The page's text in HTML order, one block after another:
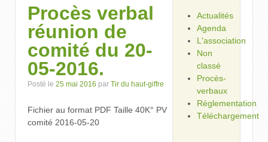
Procès verbal
réunion de
comité du 20-
05-2016.
Posté le 25 mai 2016 par Tir du haut-giffre
Fichier au format PDF Taille 40K° PV
comité 2016-05-20
Actualités
Agenda
L'association
Non
classé
Procès-
verbaux
Réglementation
Téléchargement